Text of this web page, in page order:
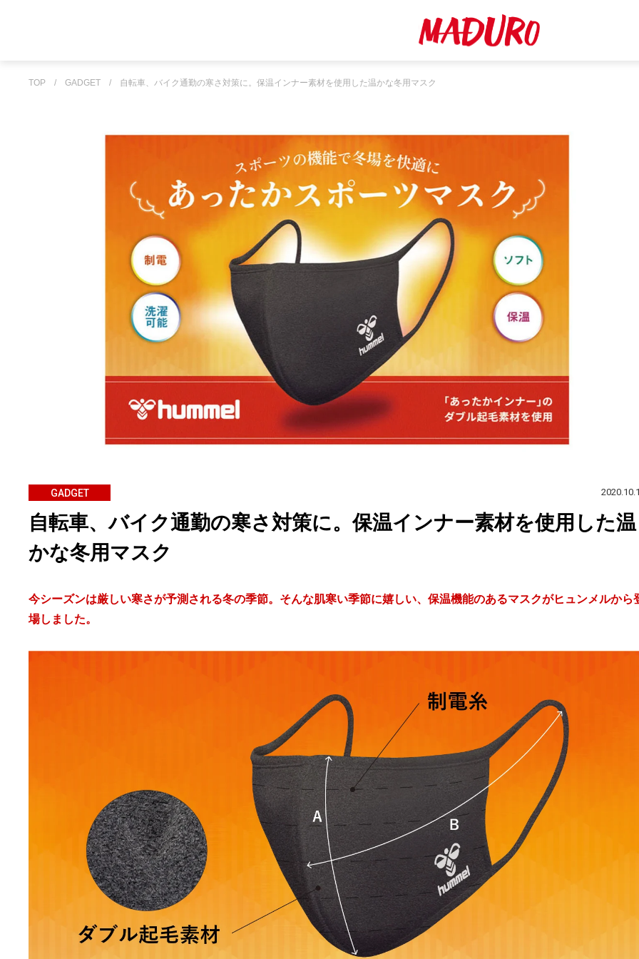
TOP / GADGET / 自転車、バイク通勤の寒さ対策に。保温インナー素材を使用した温かな冬用マスク
GADGET
自転車、バイク通勤の寒さ対策に。保温インナー素材を使用した温
かな冬用マスク
今シーズンは厳しい寒さが予測される冬の季節。そんな肌寒い季節に嬉しい、保温機能のあるマスクがヒュンメルから
場しました。